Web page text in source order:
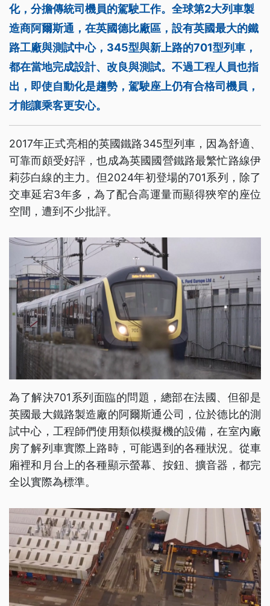
化，分擔傳統司機員的駕駛工作。全球第2大列車製
造商阿爾斯通，在英國德比廠區，設有英國最大的鐵
路工廠與測試中心，345型與新上路的701型列車，
都在當地完成設計、改良與測試。不過工程人員也指
出，即使自動化是趨勢，駕駛座上仍有合格司機員，
才能讓乘客更安心。
2017年正式亮相的英國鐵路345型列車，因為舒適、
可靠而頗受好評，也成為英國國營鐵路最繁忙路線伊
莉莎白線的主力。但2024年初登場的701系列，除了
交車延宕3年多，為了配合高運量而顯得狹窄的座位
空間，遭到不少批評。
為了解決701系列面臨的問題，總部在法國、但卻是
英國最大鐵路製造廠的阿爾斯通公司，位於德比的測
試中心，工程師們使用類似模擬機的設備，在室內廠
房了解列車實際上路時，可能遇到的各種狀況。從車
廂裡和月台上的各種顯示螢幕、按鈕、擴音器，都完
全以實際為標準。